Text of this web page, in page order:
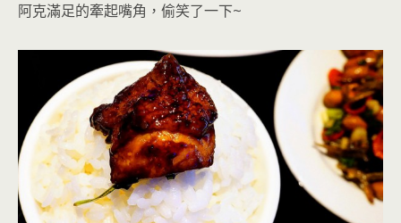
阿克滿足的牽起嘴角，偷笑了一下~